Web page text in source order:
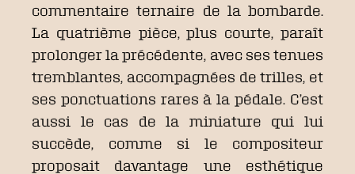
commentaire ternaire de la bombarde.
La quatrième pièce, plus courte, paraît
prolonger la précédente, avec ses tenues
tremblantes, accompagnées de trilles, et
ses ponctuations rares à la pédale. C’est
aussi le cas de la miniature qui lui
succède, comme si le compositeur
proposait davantage une esthétique